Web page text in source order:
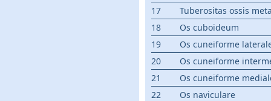
17
Tuberositas ossis
18
Os cuboideum
19
Os cuneiforme
20
Os cuneiforme
21
Os cuneiforme
22
Os naviculare